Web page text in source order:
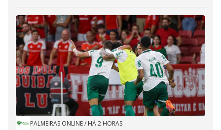
PALMEIRAS ONLINE/ HÁ 2 HORAS